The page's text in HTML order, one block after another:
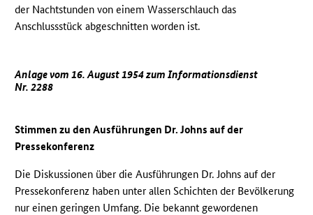
der Nachtstunden von einem Wasserschlauch das
Anschlussstück abgeschnitten worden ist.
Anlage vom 16. August 1954 zum Informationsdienst
Nr. 2288
Stimmen zu den Ausführungen Dr. Johns auf der
Pressekonferenz
Die Diskussionen über die Ausführungen Dr. Johns auf der
Pressekonferenz haben unter allen Schichten der Bevölkerung
nur einen geringen Umfang. Die bekannt gewordenen